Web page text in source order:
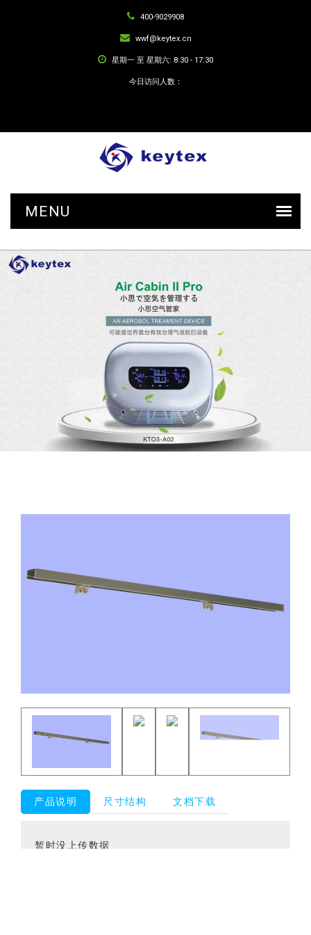
400-9029908
wwf@keytex.cn
星期一 至 星期六: 8:30 - 17:30
今日访问人数：
产品说明 尺寸结构 文档下载
暂时没上传数据